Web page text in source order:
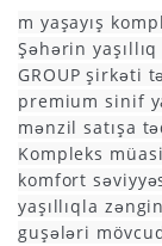
m yaşayış
Şəhərin yaşıllıq
GROUP şirkəti
premium sinif
mənzil satışa
Kompleks
komfort
yaşıllıqla
guşələri